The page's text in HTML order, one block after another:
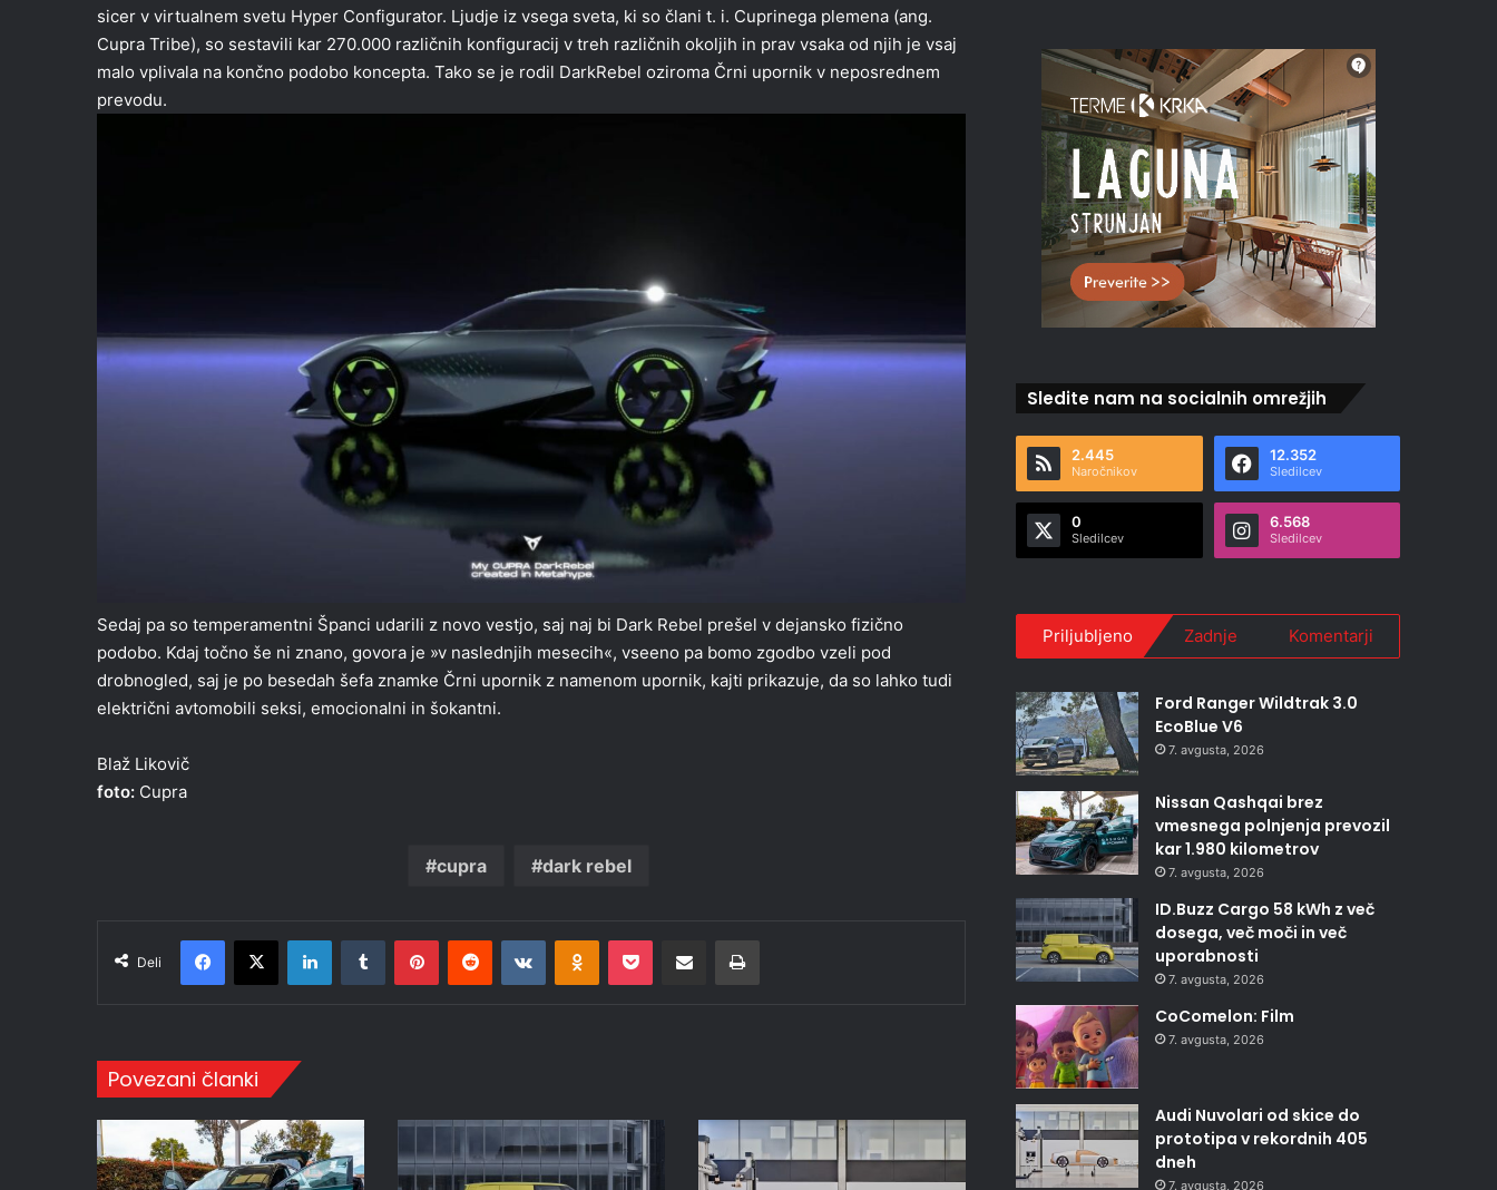
sicer v virtualnem svetu Hyper Configurator. Ljudje iz vsega sveta, ki so člani t. i. Cuprinega plemena (ang.
Cupra Tribe), so sestavili kar 270.000 različnih konfiguracij v treh različnih okoljih in prav vsaka od njih je vsaj
malo vplivala na končno podobo koncepta. Tako se je rodil DarkRebel oziroma Črni upornik v neposrednem
prevodu.
Sedaj pa so temperamentni Španci udarili z novo vestjo, saj naj bi Dark Rebel prešel v dejansko fizično
podobo. Kdaj točno še ni znano, govora je »v naslednjih mesecih«, vseeno pa bomo zgodbo vzeli pod
drobnogled, saj je po besedah šefa znamke Črni upornik z namenom upornik, kajti prikazuje, da so lahko tudi
električni avtomobili seksi, emocionalni in šokantni.
Blaž Likovič
foto: Cupra
cupra dark rebel
Deli
Facebook
X LinkedInTumblr PinterestReddit VKontakteOdnoklassniki
Pocket Deli po epošti Natisni
Povezani članki
Sledite nam na socialnih omrežjih
2.445
Naročnikov
12.352
Sledilcev
0
Sledilcev
6.568
Sledilcev
Priljubljeno Zadnje Komentarji
Ford Ranger Wildtrak 3.0
EcoBlue V6
7. avgusta, 2026
Nissan Qashqai brez
vmesnega polnjenja prevozil
kar 1.980 kilometrov
7. avgusta, 2026
ID.Buzz Cargo 58 kWh z več
dosega, več moči in več
uporabnosti
7. avgusta, 2026
CoComelon: Film
7. avgusta, 2026
Audi Nuvolari od skice do
prototipa v rekordnih 405
dneh
7. avgusta, 2026